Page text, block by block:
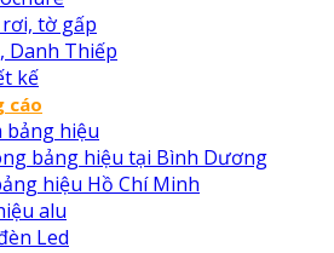
tờ gấp
Danh Thiếp
kế
cáo
bảng hiệu
bảng hiệu tại Bình Dương
hiệu Hồ Chí Minh
alu
Led